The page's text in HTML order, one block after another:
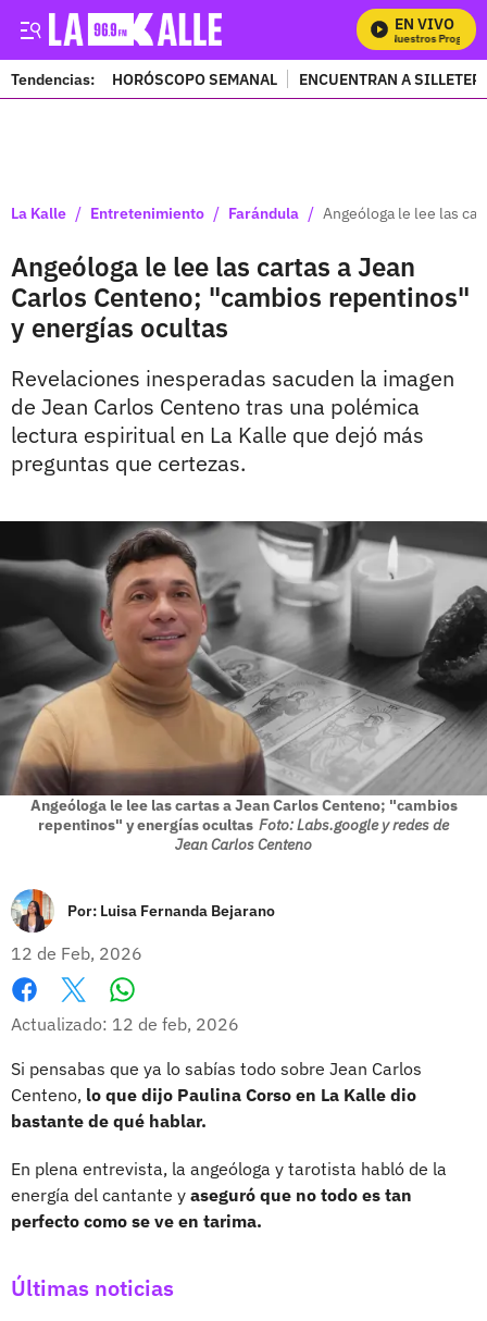
EN VIVO
Mira Todos Nuestros Programas
Tendencias: HORÓSCOPO SEMANAL ENCUENTRAN A
La Kalle / Entretenimiento / Farándula / Angeóloga le lee las
Angeóloga le lee las cartas a Jean
Carlos Centeno; "cambios repentinos"
y energías ocultas
Revelaciones inesperadas sacuden la imagen
de Jean Carlos Centeno tras una polémica
lectura espiritual en La Kalle que dejó más
preguntas que certezas.
Angeóloga le lee las cartas a Jean Carlos Centeno; "cambios
repentinos" y energías ocultas Foto: Labs.google y redes de
Jean Carlos Centeno
Por: Luisa Fernanda Bejarano
12 de Feb, 2026
Facebook
X
Actualizado: 12 de feb, 2026
Si pensabas que ya lo sabías todo sobre Jean Carlos
Centeno, lo que dijo Paulina Corso en La Kalle dio
bastante de qué hablar.
En plena entrevista, la angeóloga y tarotista habló de la
energía del cantante y aseguró que no todo es tan
perfecto como se ve en tarima.
Últimas noticias